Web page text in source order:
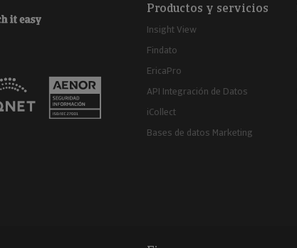
Productos y servicios
Insight View
Findato
EricaPro
API Integración de Datos
iCollect
Bases de datos Marketing